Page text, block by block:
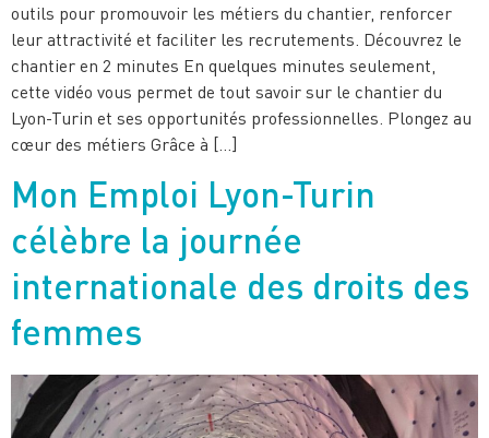
outils pour promouvoir les métiers du chantier, renforcer
leur attractivité et faciliter les recrutements. Découvrez le
chantier en 2 minutes En quelques minutes seulement,
cette vidéo vous permet de tout savoir sur le chantier du
Lyon-Turin et ses opportunités professionnelles. Plongez au
cœur des métiers Grâce à […]
Mon Emploi Lyon-Turin
célèbre la journée
internationale des droits des
femmes